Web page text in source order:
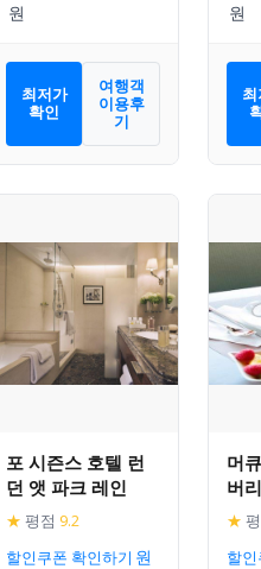
최저가
확인
여행객
이용후
기
포 시즌스 호텔 런
던 앳 파크 레인
★ 평점 9.2
할인쿠폰 확인하기
머
버
★
할